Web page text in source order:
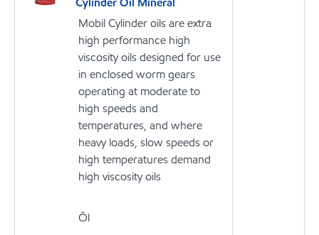
Mobil Cylinder oils are extra
high performance high
viscosity oils designed for use
in enclosed worm gears
operating at moderate to
high speeds and
temperatures, and where
heavy loads, slow speeds or
high temperatures demand
high viscosity oils
Öl